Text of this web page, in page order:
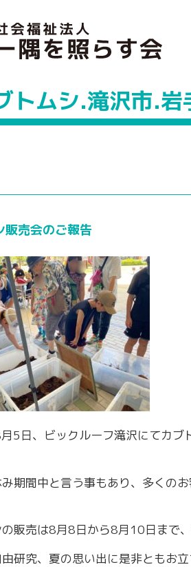
トムシ.滝沢市.岩
販売会のご報告
5日、ビックルーフ滝沢にてカブ
期間中と言う事もあり、多くの
販売は8月8日から8月10日まで
研究、夏の思い出に是非ともお立